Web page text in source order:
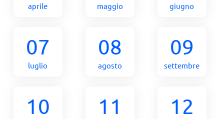
aprile maggio giugno
07
luglio
08
agosto
09
settembre
10 11 12